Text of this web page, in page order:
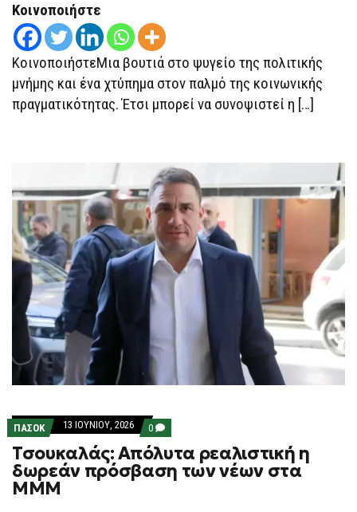
Κοινοποιήστε
ΚοινοποιήστεΜια βουτιά στο ψυγείο της πολιτικής
μνήμης και ένα χτύπημα στον παλμό της κοινωνικής
πραγματικότητας. Έτσι μπορεί να συνοψιστεί η […]
ΠΑΣΟΚ 13 ΙΟΥΝΊΟΥ, 2026 0 COMMENTS
ON
ΤΣΟΥΚΑΛΆΣ:
ΑΠΌΛΥΤΑ
ΡΕΑΛΙΣΤΙΚΉ
Τσουκαλάς: Απόλυτα ρεαλιστική η
δωρεάν πρόσβαση των νέων στα
ΜΜΜ